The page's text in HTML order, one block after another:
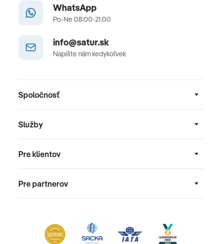
WhatsApp
Po-Ne 08:00-21:00
info@satur.sk
Napíšte nám kedykoľvek
Spoločnosť
Služby
Pre klientov
Pre partnerov